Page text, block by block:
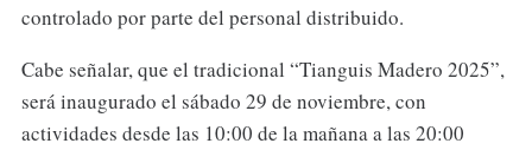
controlado por parte del personal distribuido.
Cabe señalar, que el tradicional “Tianguis Madero 2025”,
será inaugurado el sábado 29 de noviembre, con
actividades desde las 10:00 de la mañana a las 20:00